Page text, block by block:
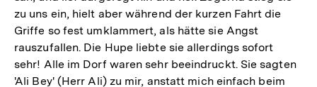
zu uns ein, hielt aber während der kurzen Fahrt die
Griffe so fest umklammert, als hätte sie Angst
rauszufallen. Die Hupe liebte sie allerdings sofort
sehr! Alle im Dorf waren sehr beeindruckt. Sie sagten
'Ali Bey' (Herr Ali) zu mir, anstatt mich einfach beim